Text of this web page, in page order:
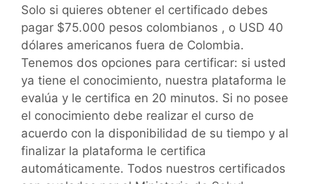
Solo si quieres obtener el certificado debes
pagar $75.000 pesos colombianos , o USD 40
dólares americanos fuera de Colombia.
Tenemos dos opciones para certificar: si usted
ya tiene el conocimiento, nuestra plataforma le
evalúa y le certifica en 20 minutos. Si no posee
el conocimiento debe realizar el curso de
acuerdo con la disponibilidad de su tiempo y al
finalizar la plataforma le certifica
automáticamente. Todos nuestros certificados